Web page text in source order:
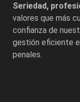
Seriedad,
valores que más
confianza de
gestión eficiente
penales.